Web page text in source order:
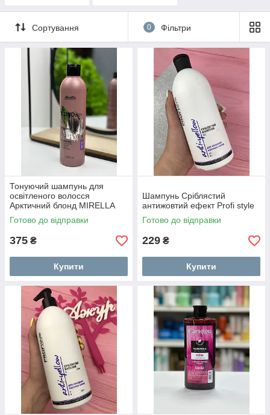
Сортування 0 Фільтри
Тонуючий шампунь для
освітленого волосся
Арктичний блонд MIRELLA
Your BLONDesty Arctic 300 мл
Готово до відправки
375 ₴
Купити
Шампунь Сріблястий
антижовтий ефект Profi style
Готово до відправки
229 ₴
Купити